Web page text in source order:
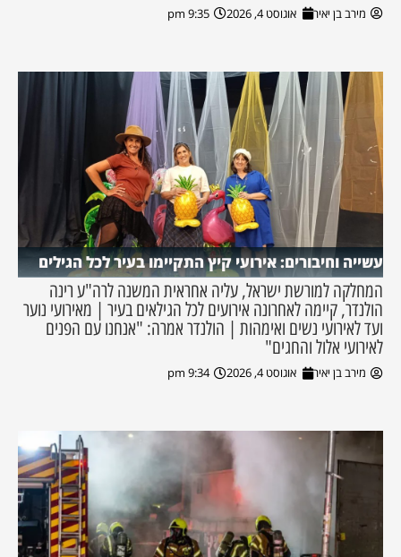
מירב בן יאיר אוגוסט 4, 2026 9:35 pm
עשייה וחיבורים: אירועי קיץ התקיימו בעיר לכל הגילים
המחלקה למורשת ישראל, עליה אחראית המשנה לרה"ע רינה
הולנדר, קיימה לאחרונה אירועים לכל הגילאים בעיר | מאירועי נוער
ועד לאירועי נשים ואימהות | הולנדר אמרה: "אנחנו עם הפנים
לאירועי אלול והחגים"
מירב בן יאיר אוגוסט 4, 2026 9:34 pm